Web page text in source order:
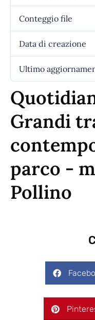
Conteggio file
Data di creazione
Ultimo
Grandi
parco -
Pollino